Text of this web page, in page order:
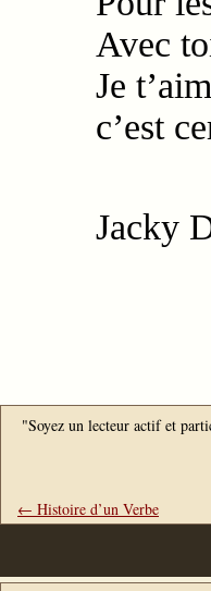
Avec
Je
c’est
Jacky
"Soyez un lecteur actif et
← Histoire d’un Verbe